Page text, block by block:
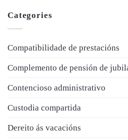
Categories
Compatibilidade de prestacións
Complemento de pensión de
Contencioso administrativo
Custodia compartida
Dereito ás vacacións